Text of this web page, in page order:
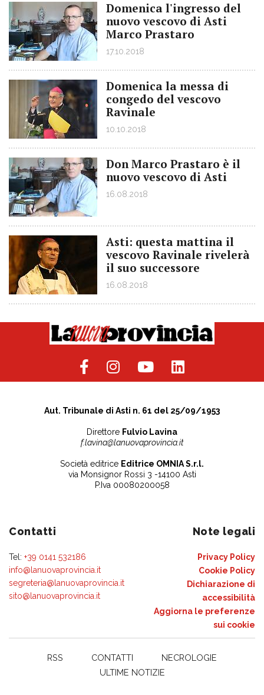
Domenica l'ingresso del
nuovo vescovo di Asti
Marco Prastaro
17.10.2018
Domenica la messa di
congedo del vescovo
Ravinale
10.10.2018
Don Marco Prastaro è il
nuovo vescovo di Asti
16.08.2018
Asti: questa mattina il
vescovo Ravinale rivelerà
il suo successore
16.08.2018
Aut. Tribunale di Asti n. 61 del 25/09/1953
Direttore Fulvio Lavina
f.lavina@lanuovaprovincia.it
Società editrice Editrice OMNIA S.r.l.
via Monsignor Rossi 3 -14100 Asti
P.Iva 00080200058
Contatti
Tel: +39 0141 532186
info@lanuovaprovincia.it
segreteria@lanuovaprovincia.it
sito@lanuovaprovincia.it
Note legali
Privacy Policy
Cookie Policy
Dichiarazione di
accessibilità
Aggiorna le preferenze
sui cookie
RSS CONTATTI
NECROLOGIE
ULTIME NOTIZIE